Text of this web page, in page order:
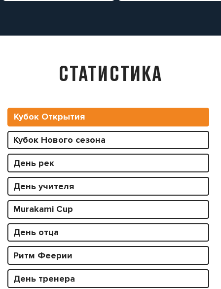
СТАТИСТИКА
Кубок Открытия
Кубок Нового сезона
День рек
День учителя
Murakami Cup
День отца
Ритм Феерии
День тренера